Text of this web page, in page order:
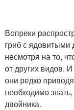
Вопреки
гриб с ядовитыми
несмотря на то,
от других видов.
они редко
необходимо
двойника.